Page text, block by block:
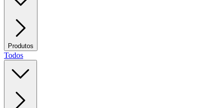
Produtos
Todos